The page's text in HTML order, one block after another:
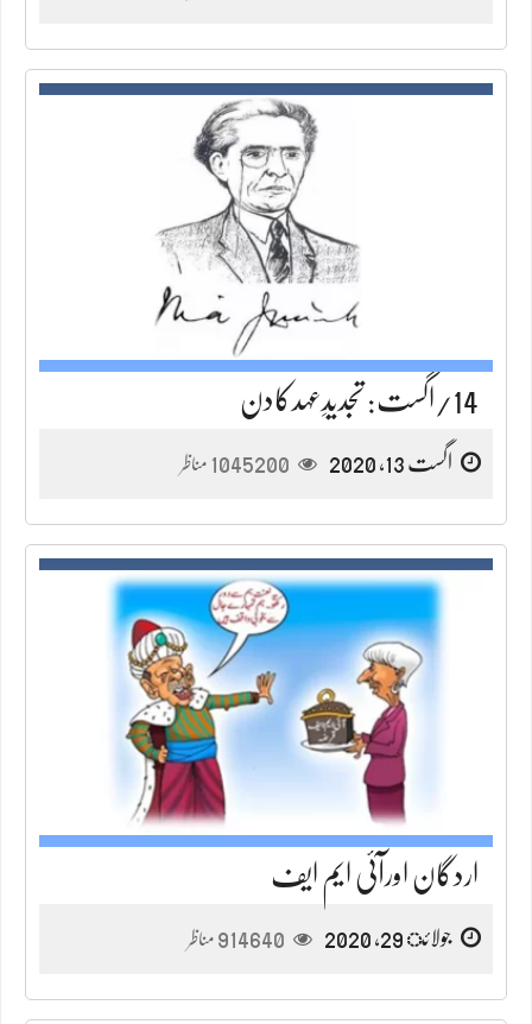
14/اگست: تجدیدِعہدکادن
اگست 13, 2020 1045200 مناظر
اردگان اورآئی ایم ایف
جولائ 29, 2020 914640 مناظر